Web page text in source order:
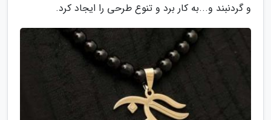
و گردنبند و...به کار برد و تنوع طرحی را ایجاد کرد.